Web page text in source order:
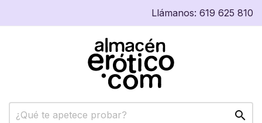
Llámanos: 619 625 810
